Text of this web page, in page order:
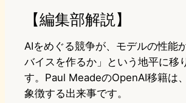
【編集部解説】
AIをめぐる競争が、モデルの性能
バイスを作るか」という地平に移
す。Paul MeadeのOpenAI移籍は
象徴する出来事です。